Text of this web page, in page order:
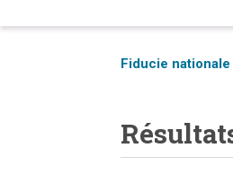
Fiducie nationale